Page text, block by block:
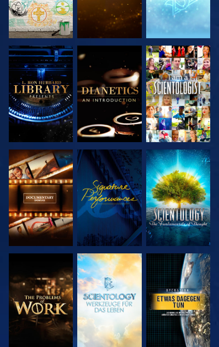
SERIE
ENTDECKEN
SERIE
ENTDECKEN
ANSEHEN
SERIE
ENTDECKEN
ANSEHEN
SERIE
ENTDECKEN
SERIE
ENTDECKEN
SERIE
ENTDECKEN
ANSEHEN